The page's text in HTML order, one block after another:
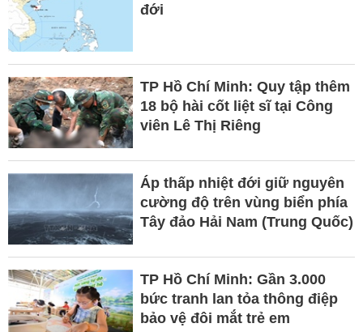
đới
TP Hồ Chí Minh: Quy tập thêm
18 bộ hài cốt liệt sĩ tại Công
viên Lê Thị Riêng
Áp thấp nhiệt đới giữ nguyên
cường độ trên vùng biển phía
Tây đảo Hải Nam (Trung Quốc)
TP Hồ Chí Minh: Gần 3.000
bức tranh lan tỏa thông điệp
bảo vệ đôi mắt trẻ em